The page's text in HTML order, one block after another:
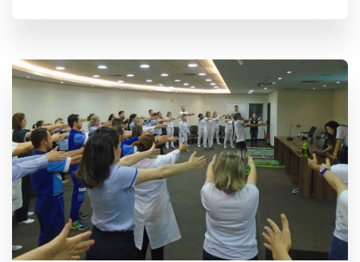
desmotivação, perda de apetite, insônia ou sono exagerado,
diminuição do desejo sexual e dores generalizadas. A
obesidade também pode ser consequência do estresse.
Organismos estressados liberam um hormônio chamado
cortisol. Ele deixa as células menos sensíveis à leptina,
substância responsável pela saciedade, com isso as
pessoas sente mais vontade de ingerir açúcar. Além disso,
quando o estresse baixa os níveis de testosterona, pode
resultar em maior perda de massa muscular e acúmulo de
gordura. Para desativar os genes que levam ao ganho de
peso, e estimular o metabolismo a queimar gordura, o corpo
precisa relaxar. Uma forma de conseguir isso, saindo dos